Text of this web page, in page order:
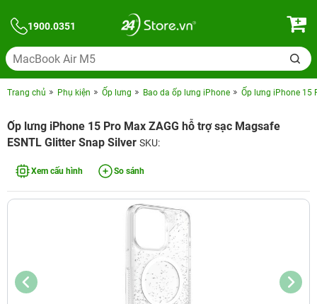
1900.0351
Trang chủ Phụ kiện Ốp lưng Bao da ốp lưng iPhone Ốp lưng iPhone 15
Ốp lưng iPhone 15 Pro Max ZAGG hỗ trợ sạc Magsafe
ESNTL Glitter Snap Silver SKU:
Xem cấu hình So sánh